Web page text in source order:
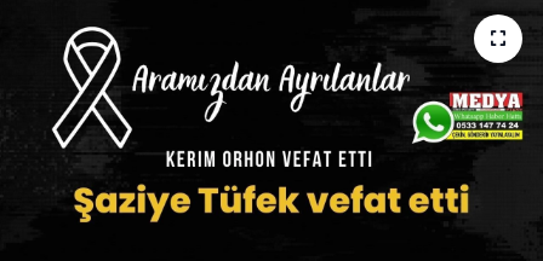
SAĞLIK
EĞİTİM
TARIM VE HAYVANCILIK
KÜLTÜR SANAT